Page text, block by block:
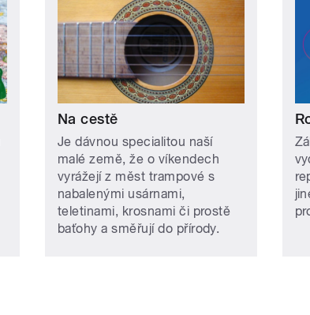
Na cestě
Je dávnou specialitou naší
malé země, že o víkendech
vyrážejí z měst trampové s
nabalenými usárnami,
teletinami, krosnami či prostě
baťohy a směřují do přírody.